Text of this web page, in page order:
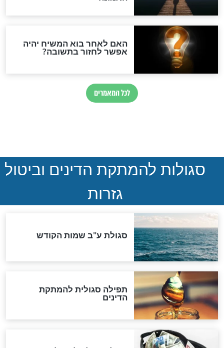
ההסכם החשאי של טראמפ
סימני שאלה
"מודה לקב"ה על כל השנים"
לכל המאמרים
אחרית הימים